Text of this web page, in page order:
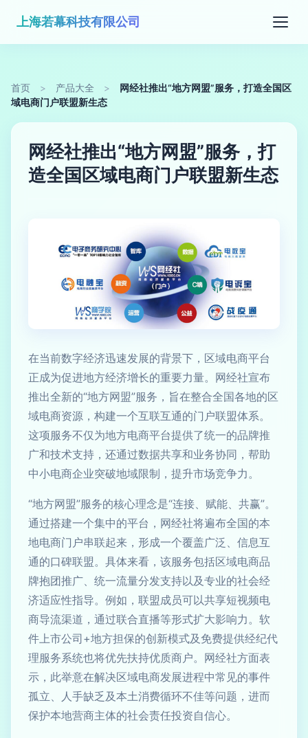
上海若幕科技有限公司
首页 > 产品大全 >
网经社推出“地方网盟”服务，打造全国区
域电商门户联盟新生态
网经社推出“地方网盟”服务，打
造全国区域电商门户联盟新生态
在当前数字经济迅速发展的背景下，区域电商平台
正成为促进地方经济增长的重要力量。网经社宣布
推出全新的“地方网盟”服务，旨在整合全国各地的区
域电商资源，构建一个互联互通的门户联盟体系。
这项服务不仅为地方电商平台提供了统一的品牌推
广和技术支持，还通过数据共享和业务协同，帮助
中小电商企业突破地域限制，提升市场竞争力。
“地方网盟”服务的核心理念是“连接、赋能、共赢”。
通过搭建一个集中的平台，网经社将遍布全国的本
地电商门户串联起来，形成一个覆盖广泛、信息互
通的口碑联盟。具体来看，该服务包括区域电商品
牌抱团推广、统一流量分发支持以及专业的社会经
济适应性指导。例如，联盟成员可以共享短视频电
商导流渠道，通过联合直播等形式扩大影响力。软
件上市公司+地方担保的创新模式及免费提供经纪代
理服务系统也将优先扶持优质商户。网经社方面表
示，此举意在解决区域电商发展进程中常见的事件
孤立、人手缺乏及本土消费循环不佳等问题，进而
保护本地营商主体的社会责任投资自信心。